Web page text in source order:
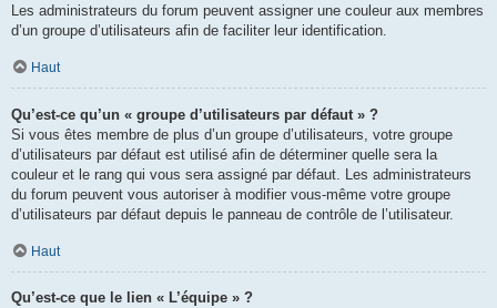
Les administrateurs du forum peuvent assigner une couleur aux membres
d’un groupe d’utilisateurs afin de faciliter leur identification.
Haut
Qu’est-ce qu’un « groupe d’utilisateurs par défaut » ?
Si vous êtes membre de plus d’un groupe d’utilisateurs, votre groupe
d’utilisateurs par défaut est utilisé afin de déterminer quelle sera la
couleur et le rang qui vous sera assigné par défaut. Les administrateurs
du forum peuvent vous autoriser à modifier vous-même votre groupe
d’utilisateurs par défaut depuis le panneau de contrôle de l’utilisateur.
Haut
Qu’est-ce que le lien « L’équipe » ?